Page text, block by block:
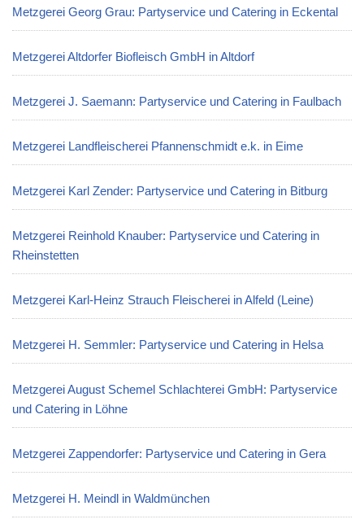
Metzgerei Georg Grau: Partyservice und Catering in Eckental
Metzgerei Altdorfer Biofleisch GmbH in Altdorf
Metzgerei J. Saemann: Partyservice und Catering in Faulbach
Metzgerei Landfleischerei Pfannenschmidt e.k. in Eime
Metzgerei Karl Zender: Partyservice und Catering in Bitburg
Metzgerei Reinhold Knauber: Partyservice und Catering in
Rheinstetten
Metzgerei Karl-Heinz Strauch Fleischerei in Alfeld (Leine)
Metzgerei H. Semmler: Partyservice und Catering in Helsa
Metzgerei August Schemel Schlachterei GmbH: Partyservice
und Catering in Löhne
Metzgerei Zappendorfer: Partyservice und Catering in Gera
Metzgerei H. Meindl in Waldmünchen